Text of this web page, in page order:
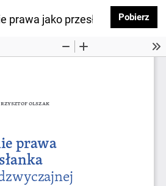
artykułu
prawa jako przesłanka skargi
Pobierz